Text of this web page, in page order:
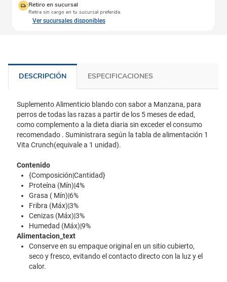
Retiro en sucursal
Retira sin cargo en tu sucursal preferida.
Ver sucursales disponibles
DESCRIPCIÓN ESPECIFICACIONES
Suplemento Alimenticio blando con sabor a Manzana, para
perros de todas las razas a partir de los 5 meses de edad,
como complemento a la dieta diaria sin exceder el consumo
recomendado . Suministrara según la tabla de alimentación 1
Vita Crunch(equivale a 1 unidad).
Contenido
{Composición|Cantidad}
Proteína (Mín)|4%
Grasa ( Mín)|6%
Fribra (Máx)|3%
Cenizas (Máx)|3%
Humedad (Máx)|9%
Alimentacion_text
Conserve en su empaque original en un sitio cubierto,
seco y fresco, evitando el contacto directo con la luz y el
calor.